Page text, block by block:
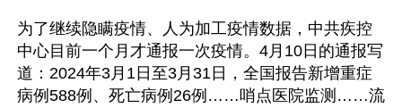
为了继续隐瞒疫情、人为加工疫情数据，中共疾控
中心目前一个月才通报一次疫情。4月10日的通报写
道：2024年3月1日至3月31日，全国报告新增重症
病例588例、死亡病例26例……哨点医院监测……流